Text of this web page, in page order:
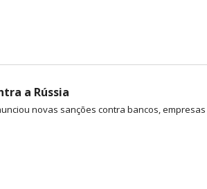
a Rússia
novas sanções contra bancos,